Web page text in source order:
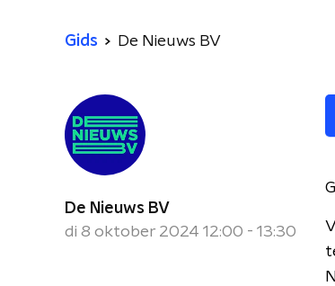
Gids De Nieuws BV
De Nieuws BV
di 8 oktober 2024 12:00 - 13:30